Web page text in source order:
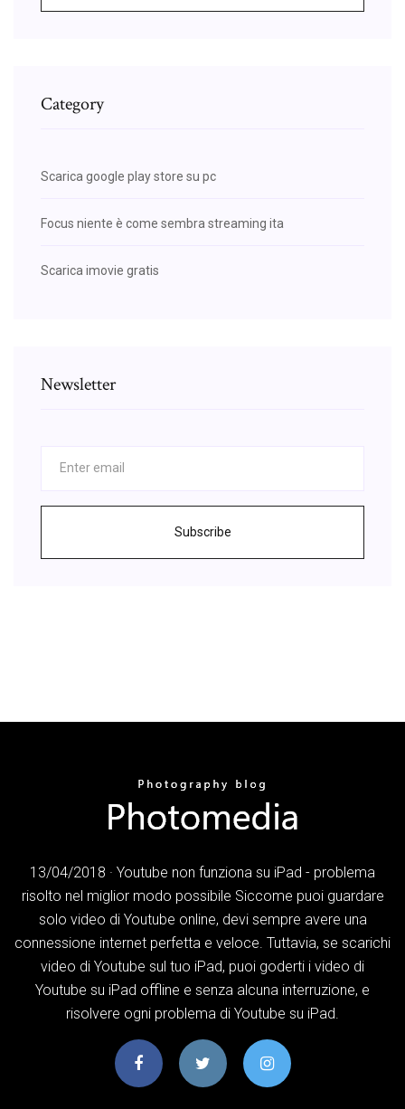
Category
Scarica google play store su pc
Focus niente è come sembra streaming ita
Scarica imovie gratis
Newsletter
Subscribe
13/04/2018 · Youtube non funziona su iPad - problema
risolto nel miglior modo possibile Siccome puoi guardare
solo video di Youtube online, devi sempre avere una
connessione internet perfetta e veloce. Tuttavia, se scarichi
video di Youtube sul tuo iPad, puoi goderti i video di
Youtube su iPad offline e senza alcuna interruzione, e
risolvere ogni problema di Youtube su iPad.